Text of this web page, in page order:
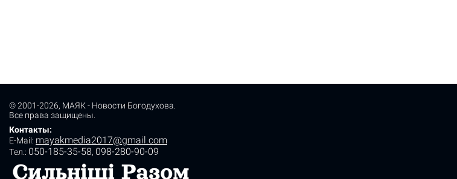
© 2001-2026, МАЯК - Новости Богодухова
Все права защищены.
Контакты:
E-Mail: mayakmedia2017@gmail.com
Tел.: 050-185-35-58, 098-280-90-09